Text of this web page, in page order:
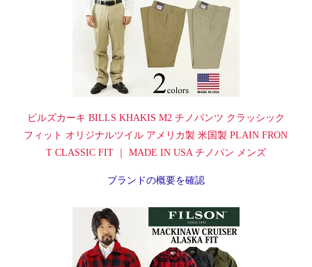
ビルズカーキ BILLS KHAKIS M2 チノパンツ クラッシック
フィット オリジナルツイル アメリカ製 米国製 PLAIN FRON
T CLASSIC FIT ｜ MADE IN USA チノパン メンズ
ブランドの概要を確認